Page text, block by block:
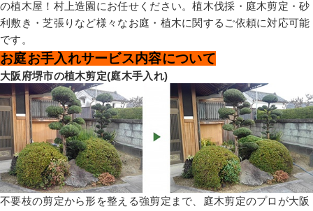
の植木屋！村上造園にお任せください。植木伐採・庭木剪定・砂
利敷き・芝張りなど様々なお庭・植木に関するご依頼に対応可能
です。
お庭お手入れサービス内容について
大阪府堺市の植木剪定(庭木手入れ)
不要枝の剪定から形を整える強剪定まで、庭木剪定のプロが大阪